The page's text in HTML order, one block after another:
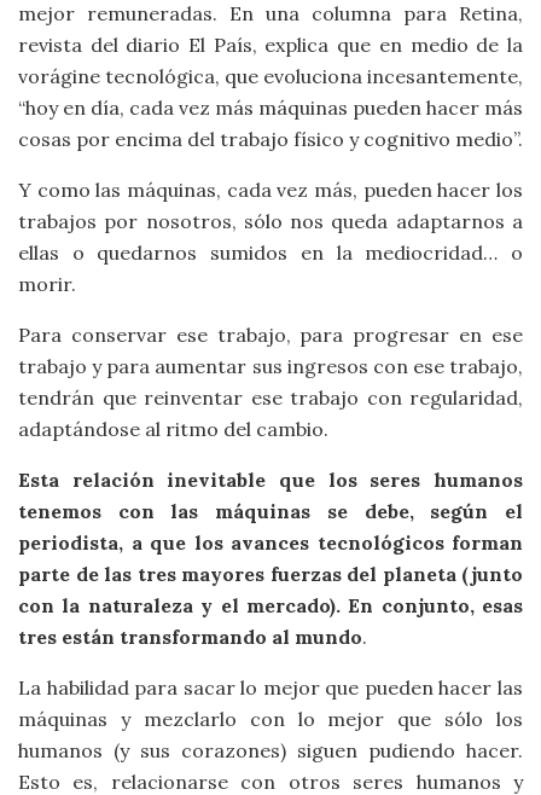
mejor remuneradas. En una columna para Retina,
revista del diario El País, explica que en medio de la
vorágine tecnológica, que evoluciona incesantemente,
“hoy en día, cada vez más máquinas pueden hacer más
cosas por encima del trabajo físico y cognitivo medio”.
Y como las máquinas, cada vez más, pueden hacer los
trabajos por nosotros, sólo nos queda adaptarnos a
ellas o quedarnos sumidos en la mediocridad… o
morir.
Para conservar ese trabajo, para progresar en ese
trabajo y para aumentar sus ingresos con ese trabajo,
tendrán que reinventar ese trabajo con regularidad,
adaptándose al ritmo del cambio.
Esta relación inevitable que los seres humanos
tenemos con las máquinas se debe, según el
periodista, a que los avances tecnológicos forman
parte de las tres mayores fuerzas del planeta (junto
con la naturaleza y el mercado). En conjunto, esas
tres están transformando al mundo.
La habilidad para sacar lo mejor que pueden hacer las
máquinas y mezclarlo con lo mejor que sólo los
humanos (y sus corazones) siguen pudiendo hacer.
Esto es, relacionarse con otros seres humanos y